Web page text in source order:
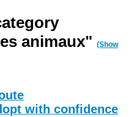
animaux" (Show
with confidence